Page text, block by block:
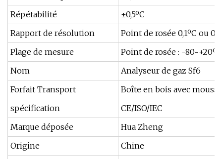
Répétabilité
±0,5ºC
Rapport de résolution
Point de rosée 0,1ºC ou
Plage de mesure
Point de rosée : -80~+20ºC
Nom
Analyseur de gaz Sf6
Forfait Transport
Boîte en bois avec
spécification
CE/ISO/IEC
Marque déposée
Hua Zheng
Origine
Chine